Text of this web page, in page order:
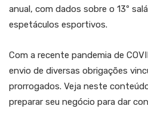
anual, com dados sobre o 13º
espetáculos esportivos.
Com a recente pandemia de
envio de diversas obrigações
prorrogados. Veja neste
preparar seu negócio para dar